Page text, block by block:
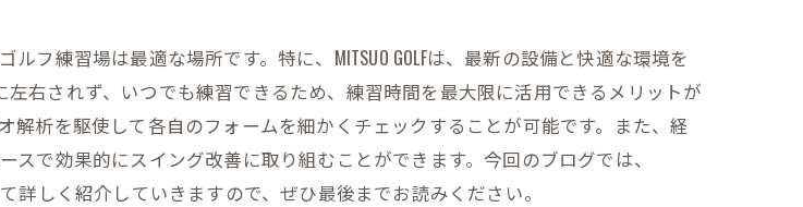
フ練習場は最適な場所です。特に、MITSUO GOLFは、最新の設備と快適な環境を
右されず、いつでも練習できるため、練習時間を最大限に活用できるメリットが
析を駆使して各自のフォームを細かくチェックすることが可能です。また、経
で効果的にスイング改善に取り組むことができます。今回のブログでは、
詳しく紹介していきますので、ぜひ最後までお読みください。